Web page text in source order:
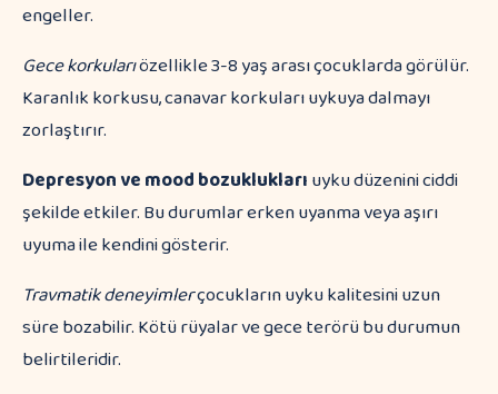
engeller.
Gece korkularıözellikle 3-8 yaş arası çocuklarda görülür.
Karanlık korkusu, canavar korkuları uykuya dalmayı
zorlaştırır.
Depresyon ve mood bozukluklarıuyku düzenini ciddi
şekilde etkiler. Bu durumlar erken uyanma veya aşırı
uyuma ile kendini gösterir.
Travmatik deneyimlerçocukların uyku kalitesini uzun
süre bozabilir. Kötü rüyalar ve gece terörü bu durumun
belirtileridir.